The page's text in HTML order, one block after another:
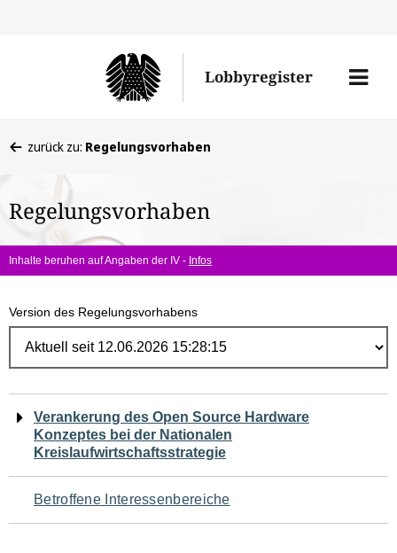
Lobbyregister
Menü
befinden
hier:
zurück zu: Regelungsvorhaben
Regelungsvorhaben
Inhalte beruhen auf Angaben der IV - Infos
Version des Regelungsvorhabens
Navigation
für
den
Seiteninhalt
Verankerung des Open Source Hardware
Konzeptes bei der Nationalen
Kreislaufwirtschaftsstrategie
Betroffene Interessenbereiche